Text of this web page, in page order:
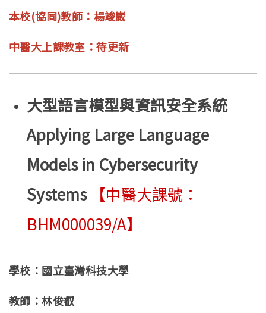
本校(協同)教師：楊竣崴
中醫大上課教室：待更新
大型語言模型與資訊安全系統
Applying Large Language
Models in Cybersecurity
Systems
【中醫大課號：
BHM000039/A】
學校：國立臺灣科技大學
教師：林俊叡